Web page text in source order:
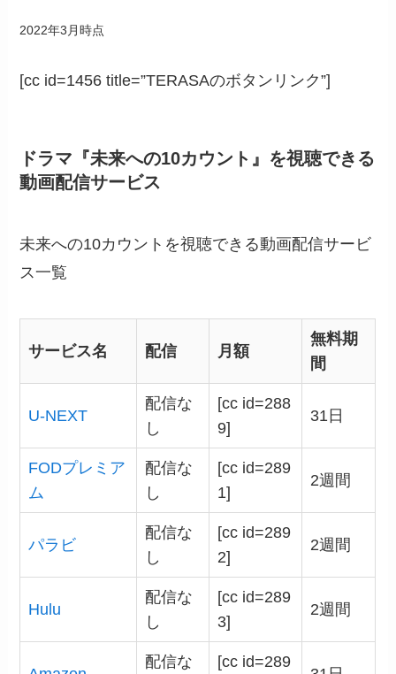
2022年3月時点
[cc id=1456 title=”TERASAのボタンリンク”]
ドラマ『未来への10カウント』を視聴できる
動画配信サービス
未来への10カウントを視聴できる動画配信サービ
ス一覧
サービス名 配信 月額
無料期
間
U-NEXT
配信な
し
[cc id=288
9]
31日
FODプレミア
ム
配信な
し
[cc id=289
1]
2週間
パラビ
配信な
し
[cc id=289
2]
2週間
Hulu
配信な
し
[cc id=289
3]
2週間
配信な [cc id=289